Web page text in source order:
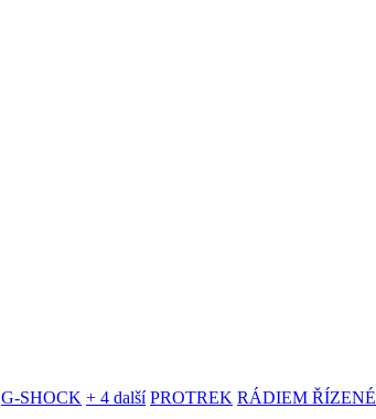
G-SHOCK + 4 další PROTREK RÁDIEM ŘÍZENÉ